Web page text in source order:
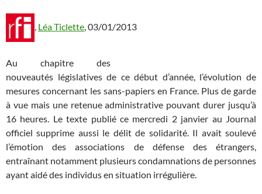
Léa Ticlette , 03/01/2013
Au chapitre des
nouveautés législatives de ce début d’année, l’évolution de
mesures concernant les sans-papiers en France. Plus de garde
à vue mais une retenue administrative pouvant durer jusqu’à
16 heures. Le texte publié ce mercredi 2 janvier au Journal
officiel supprime aussi le délit de solidarité. Il avait soulevé
l’émotion des associations de défense des étrangers,
entraînant notamment plusieurs condamnations de personnes
ayant aidé des individus en situation irrégulière.